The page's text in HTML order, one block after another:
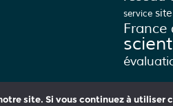
service
France
site. Si vous continuez à